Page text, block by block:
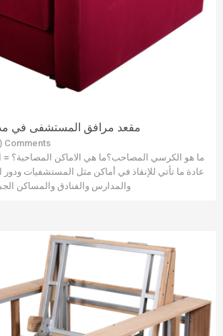
مقعد مرافق المستشفى في
Comments
ما هو الكرسي المصاحب؟ما هي الاماكن المصاحبة؟ =
عادة ما تأتي للإنقاذ في أماكن مثل المستشفيات ودور
والمدارس والفنادق والمساكن